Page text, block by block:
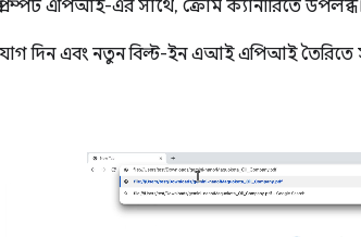
এপিআই-এর সাথে, ক্রোম ক্যানারিতে
দিন এবং নতুন বিল্ট-ইন এআই এপিআই তৈরিতে